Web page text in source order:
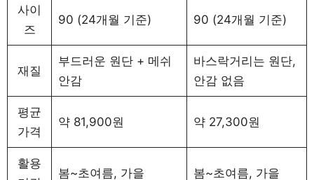
사이
즈
90 (24개월 기준) 90 (24개월 기준)
재질
부드러운 원단 + 메쉬
안감
바스락거리는 원단,
안감 없음
평균
가격
약 81,900원 약 27,300원
활용
봄~초여름, 가을 봄~초여름, 가을